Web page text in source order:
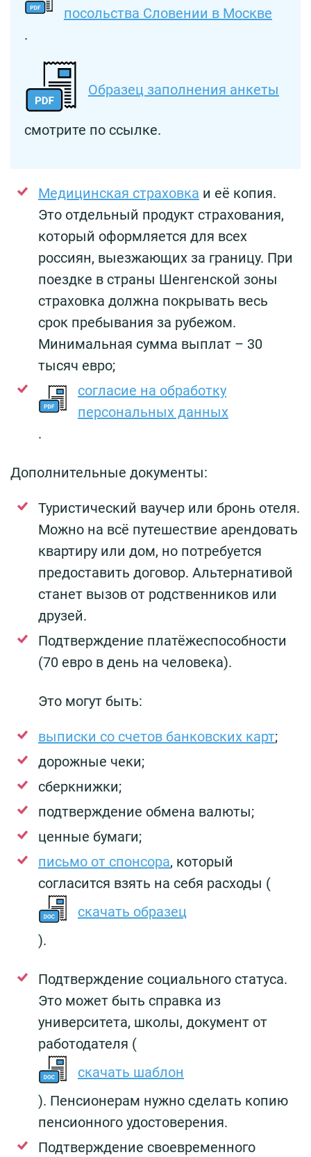
посольства Словении в Москве
.
Образец заполнения анкеты
смотрите по ссылке.
Медицинская страховка и её копия.
Это отдельный продукт страхования,
который оформляется для всех
россиян, выезжающих за границу. При
поездке в страны Шенгенской зоны
страховка должна покрывать весь
срок пребывания за рубежом.
Минимальная сумма выплат – 30
тысяч евро;
согласие на обработку
персональных данных
.
Дополнительные документы:
Туристический ваучер или бронь отеля.
Можно на всё путешествие арендовать
квартиру или дом, но потребуется
предоставить договор. Альтернативой
станет вызов от родственников или
друзей.
Подтверждение платёжеспособности
(70 евро в день на человека).
Это могут быть:
выписки со счетов банковских карт;
дорожные чеки;
сберкнижки;
подтверждение обмена валюты;
ценные бумаги;
письмо от спонсора, который
согласится взять на себя расходы (
скачать образец
).
Подтверждение социального статуса.
Это может быть справка из
университета, школы, документ от
работодателя (
скачать шаблон
). Пенсионерам нужно сделать копию
пенсионного удостоверения.
Подтверждение своевременного